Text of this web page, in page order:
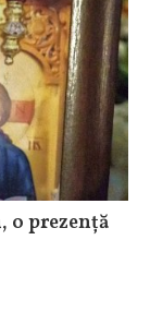
o prezență